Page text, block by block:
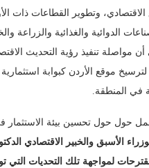
الاقتصادي، وتطوير القطاعات ذات
الدوائية والغذائية والزراعة
مواصلة تنفيذ رؤية التحديث
لترسيخ موقع الأردن كبوابة
في المنطقة.
حول حول تحسين بيئة الاستثمار
الأسبق والخبير الاقتصادي
لمواجهة تلك التحديات التي